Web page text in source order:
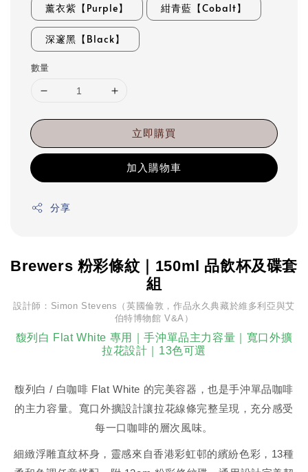
薰衣紫【Purple】 紺青藍【Cobalt】
深邃黑【Black】
數量
立即購買
加入購物車
分享
Brewers 粉彩條紋｜150ml 品飲杯及碟套
組
設計師：Simon Stevens（英國倫敦，作品永久典藏於維多利亞與艾
伯特博物館 V&A）
馥列白 Flat White 專用｜手沖單品主力容量｜寬口外擴
拉花設計｜13色可選
馥列白 / 白咖啡 Flat White 的完美容器，也是手沖單品咖啡
的主力容量。寬口外擴設計讓拉花線條完整呈現，充分感受
每一口咖啡的層次風味。
細緻浮雕直紋杯身，靈感來自香港彩虹邨的繽紛色彩，13種